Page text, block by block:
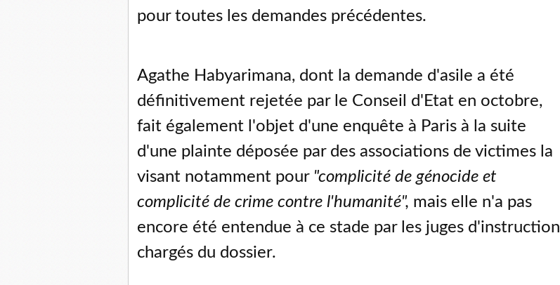
pour toutes les demandes précédentes.
Agathe Habyarimana, dont la demande d'asile a été
définitivement rejetée par le Conseil d'Etat en octobre,
fait également l'objet d'une enquête à Paris à la suite
d'une plainte déposée par des associations de victimes la
visant notamment pour "complicité de génocide et
complicité de crime contre l'humanité", mais elle n'a pas
encore été entendue à ce stade par les juges d'instruction
chargés du dossier.